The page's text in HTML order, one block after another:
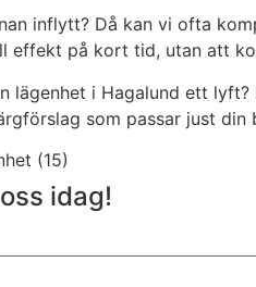
inflytt? Då kan vi ofta
effekt på kort tid, utan att
lägenhet i Hagalund ett
som passar just din
idag!